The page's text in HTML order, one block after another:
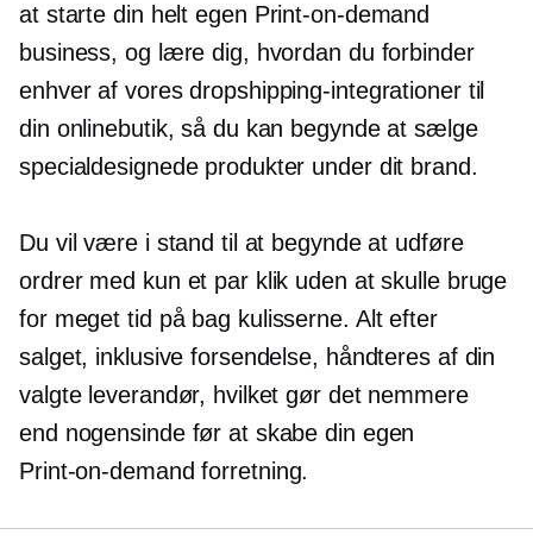
at starte din helt egen Print-on-demand
business, og lære dig, hvordan du forbinder
enhver af vores dropshipping-integrationer til
din onlinebutik, så du kan begynde at sælge
specialdesignede produkter under dit brand.
Du vil være i stand til at begynde at udføre
ordrer med kun et par klik uden at skulle bruge
for meget tid på bag kulisserne. Alt efter
salget, inklusive forsendelse, håndteres af din
valgte leverandør, hvilket gør det nemmere
end nogensinde før at skabe din egen
Print-on-demand forretning.